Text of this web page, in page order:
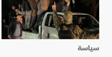
سياسة